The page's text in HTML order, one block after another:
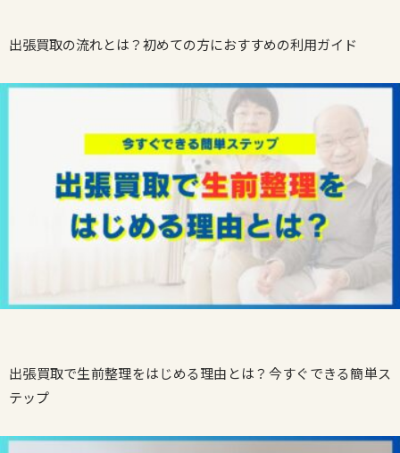
出張買取の流れとは？初めての方におすすめの利用ガイド
出張買取で生前整理をはじめる理由とは？今すぐできる簡単ス
テップ